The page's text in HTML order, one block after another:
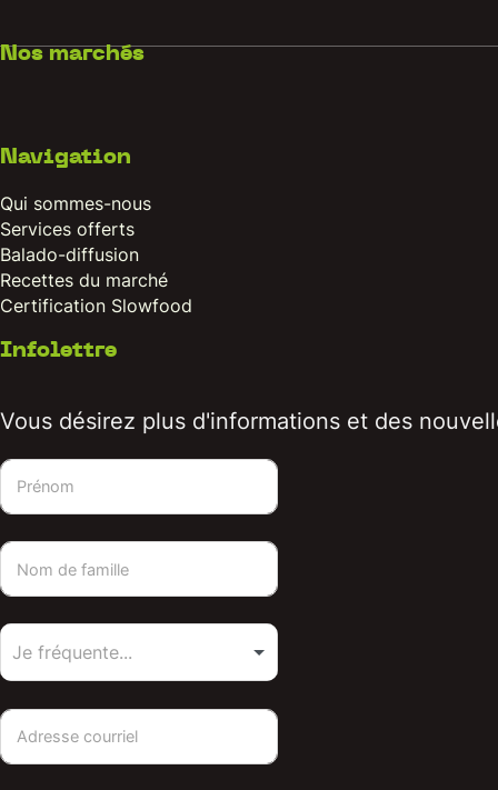
Nos marchés
Navigation
Qui sommes-nous
Services offerts
Balado-diffusion
Recettes du marché
Certification Slowfood
Infolettre
Vous désirez plus d'informations et des